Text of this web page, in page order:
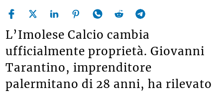
L’Imolese Calcio cambia
ufficialmente proprietà. Giovanni
Tarantino, imprenditore
palermitano di 28 anni, ha rilevato